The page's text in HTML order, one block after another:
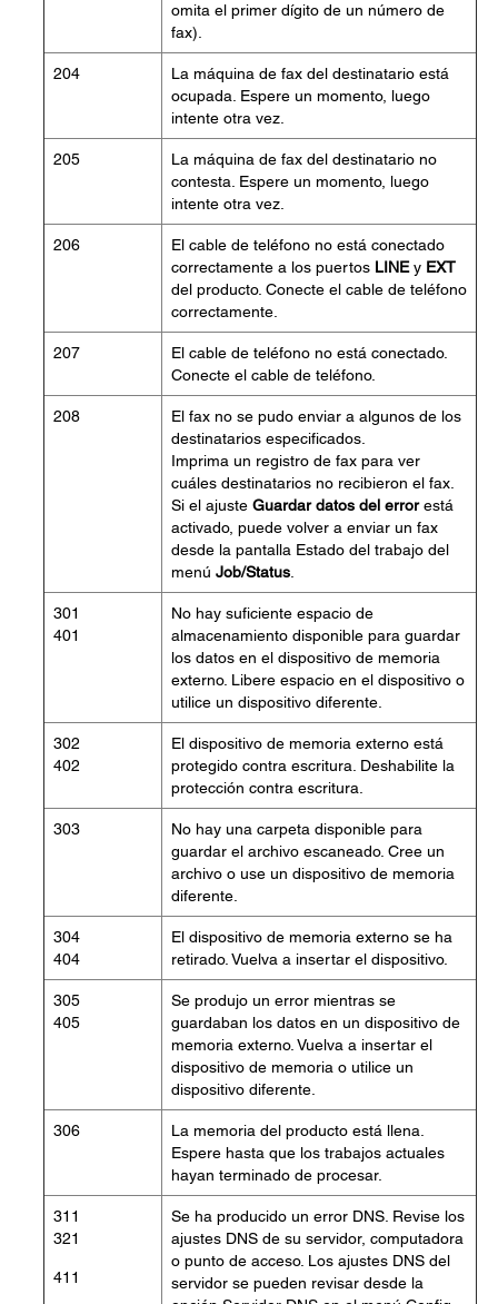
omita el primer dígito de un número de
fax).
204
La máquina de fax del destinatario está
ocupada. Espere un momento, luego
intente otra vez.
205
La máquina de fax del destinatario no
contesta. Espere un momento, luego
intente otra vez.
206
El cable de teléfono no está conectado
correctamente a los puertos LINEy EXT
del producto. Conecte el cable de teléfono
correctamente.
207
El cable de teléfono no está conectado.
Conecte el cable de teléfono.
208
El fax no se pudo enviar a algunos de los
destinatarios especificados.
Imprima un registro de fax para ver
cuáles destinatarios no recibieron el fax.
Si el ajuste Guardar datos del errorestá
activado, puede volver a enviar un fax
desde la pantalla Estado del trabajo del
menú Job/Status
301
401
No hay suficiente espacio de
almacenamiento disponible para guardar
los datos en el dispositivo de memoria
externo. Libere espacio en el dispositivo o
utilice un dispositivo diferente.
302
402
El dispositivo de memoria externo está
protegido contra escritura. Deshabilite la
protección contra escritura.
303
No hay una carpeta disponible para
guardar el archivo escaneado. Cree un
archivo o use un dispositivo de memoria
diferente.
304
404
El dispositivo de memoria externo se ha
retirado. Vuelva a insertar el dispositivo.
305
405
Se produjo un error mientras se
guardaban los datos en un dispositivo de
memoria externo. Vuelva a insertar el
dispositivo de memoria o utilice un
dispositivo diferente.
306
La memoria del producto está llena.
Espere hasta que los trabajos actuales
hayan terminado de procesar.
311
321
411
Se ha producido un error DNS. Revise los
ajustes DNS de su servidor, computadora
o punto de acceso. Los ajustes DNS del
servidor se pueden revisar desde la